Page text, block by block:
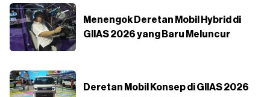
Menengok Deretan Mobil Hybrid di
GIIAS 2026 yang Baru Meluncur
Deretan Mobil Konsep di GIIAS 2026